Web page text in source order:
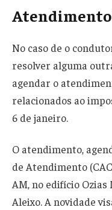
Atendimento
No caso de o
resolver alguma
agendar o
relacionados ao
6 de janeiro.
O atendimento,
de Atendimento
AM, no edifício
Aleixo. A novidade